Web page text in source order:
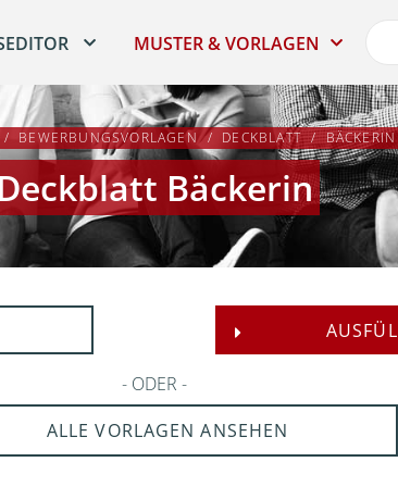
MUSTER & VORLAGEN
BEWERBUNGSVORLAGEN DECKBLATT BÄCKERIN
Deckblatt Bäckerin
ODER
ALLE VORLAGEN ANSEHEN